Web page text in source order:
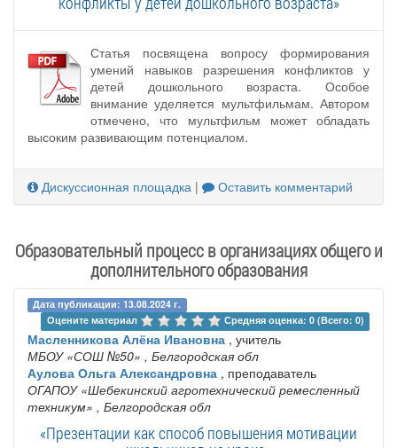
Статья посвящена вопросу формирования
умений навыков разрешения конфликтов у
детей дошкольного возраста. Особое
внимание уделяется мультфильмам. Автором
отмечено, что мультфильм может обладать
высоким развивающим потенциалом.
Дискуссионная площадка | Оставить комментарий
Образовательный процесс в организациях общего и
дополнительного образования
Дата публикации: 13.08.2024 г.
Оцените материал
Средняя оценка: 0 (Всего: 0)
Масленникова Алёна Ивановна , учитель
МБОУ «СОШ №50»‎ , Белгородская обл
Аулова Ольга Александровна , преподаватель
ОГАПОУ «Шебекинский агротехнический ремесленный
техникум» , Белгородская обл
«Презентации как способ повышения мотивации